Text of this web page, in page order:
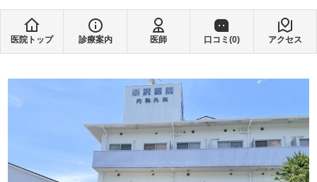
医院トップ 診療案内 医師 口コミ(0) アクセス